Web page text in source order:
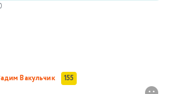
Вакульчик 155